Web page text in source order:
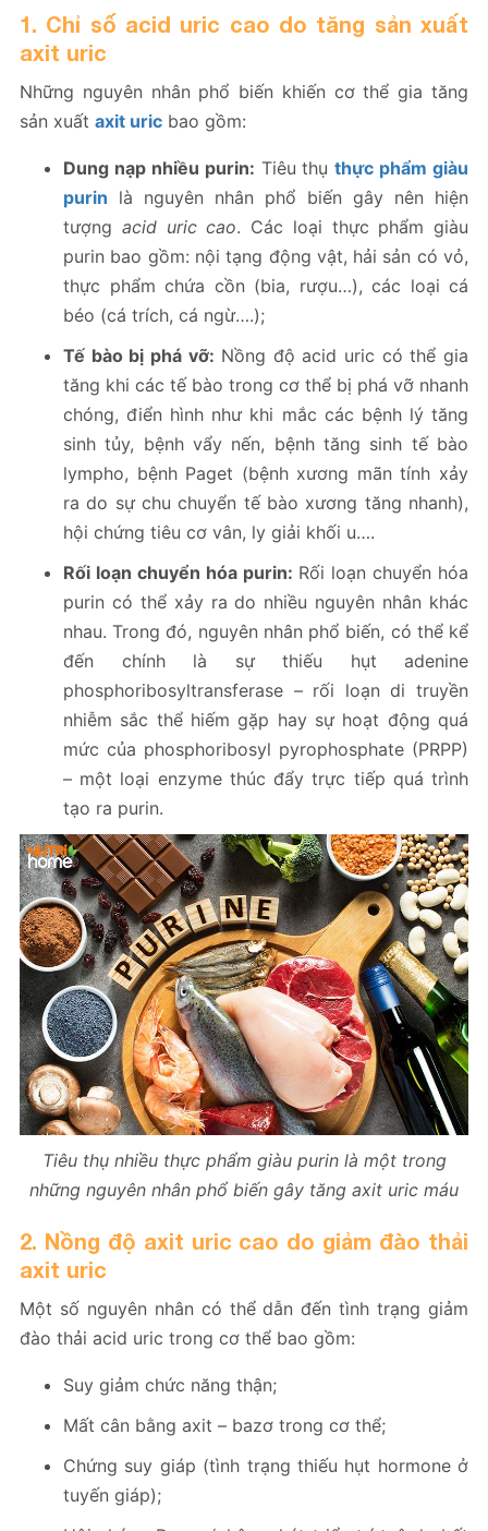
1. Chỉ số acid uric cao do tăng sản xuất
axit uric
Những nguyên nhân phổ biến khiến cơ thể gia tăng
sản xuất axit uric bao gồm:
Dung nạp nhiều purin: Tiêu thụthực phẩm giàu
purin là nguyên nhân phổ biến gây nên hiện
tượng acid uric cao. Các loại thực phẩm giàu
purin bao gồm: nội tạng động vật, hải sản có vỏ,
thực phẩm chứa cồn (bia, rượu…), các loại cá
béo (cá trích, cá ngừ….);
Tế bào bị phá vỡ: Nồng độ acid uric có thể gia
tăng khi các tế bào trong cơ thể bị phá vỡ nhanh
chóng, điển hình như khi mắc các bệnh lý tăng
sinh tủy, bệnh vẩy nến, bệnh tăng sinh tế bào
lympho, bệnh Paget (bệnh xương mãn tính xảy
ra do sự chu chuyển tế bào xương tăng nhanh),
hội chứng tiêu cơ vân, ly giải khối u….
Rối loạn chuyển hóa purin: Rối loạn chuyển hóa
purin có thể xảy ra do nhiều nguyên nhân khác
nhau. Trong đó, nguyên nhân phổ biến, có thể kể
đến chính là sự thiếu hụt adenine
phosphoribosyltransferase – rối loạn di truyền
nhiễm sắc thể hiếm gặp hay sự hoạt động quá
mức của phosphoribosyl pyrophosphate (PRPP)
– một loại enzyme thúc đẩy trực tiếp quá trình
tạo ra purin.
Tiêu thụ nhiều thực phẩm giàu purin là một trong
những nguyên nhân phổ biến gây tăng axit uric máu
2. Nồng độ axit uric cao do giảm đào thải
axit uric
Một số nguyên nhân có thể dẫn đến tình trạng giảm
đào thải acid uric trong cơ thể bao gồm:
Suy giảm chức năng thận;
Mất cân bằng axit – bazơ trong cơ thể;
Chứng suy giáp (tình trạng thiếu hụt hormone ở
tuyến giáp);